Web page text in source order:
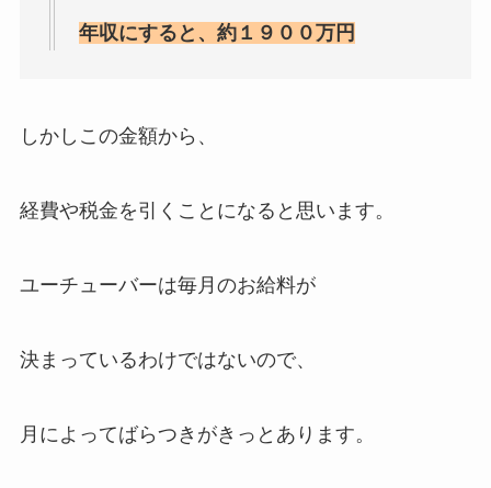
年収にすると、約１９００万円
しかしこの金額から、
経費や税金を引くことになると思います。
ユーチューバーは毎月のお給料が
決まっているわけではないので、
月によってばらつきがきっとあります。